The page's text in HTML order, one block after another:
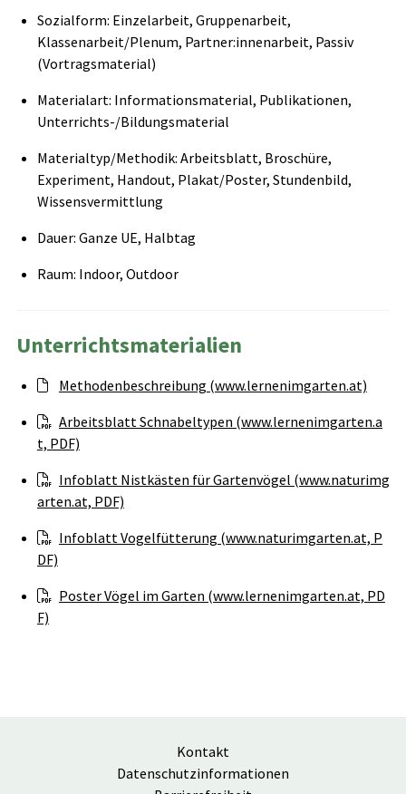
Sozialform: Einzelarbeit, Gruppenarbeit,
Klassenarbeit/Plenum, Partner:innenarbeit, Passiv
(Vortragsmaterial)
Materialart: Informationsmaterial, Publikationen,
Unterrichts-/Bildungsmaterial
Materialtyp/Methodik: Arbeitsblatt, Broschüre,
Experiment, Handout, Plakat/Poster, Stundenbild,
Wissensvermittlung
Dauer: Ganze UE, Halbtag
Raum: Indoor, Outdoor
Unterrichtsmaterialien
Methodenbeschreibung (www.lernenimgarten.at)
Arbeitsblatt Schnabeltypen (www.lernenimgarten.a
t, PDF)
Infoblatt Nistkästen für Gartenvögel (www.naturimg
arten.at, PDF)
Infoblatt Vogelfütterung (www.naturimgarten.at, P
DF)
Poster Vögel im Garten (www.lernenimgarten.at, PD
F)
Kontakt
Datenschutzinformationen